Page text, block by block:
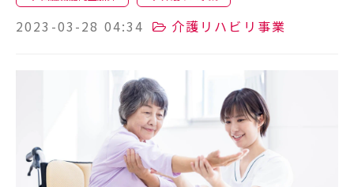
2023-03-28 04:34 介護リハビリ事業